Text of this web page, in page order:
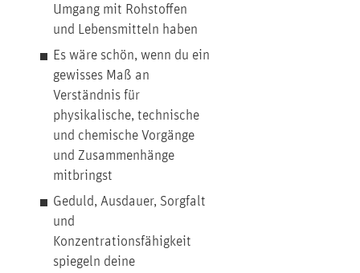
Umgang mit Rohstoffen
und Lebensmitteln haben
Es wäre schön, wenn du ein
gewisses Maß an
Verständnis für
physikalische, technische
und chemische Vorgänge
und Zusammenhänge
mitbringst
Geduld, Ausdauer, Sorgfalt
und
Konzentrationsfähigkeit
spiegeln deine